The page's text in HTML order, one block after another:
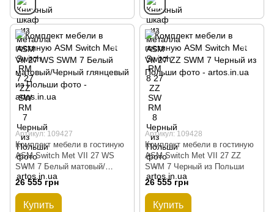
Артикул: 109427
Комплект мебели в гостиную
ASM Switch Met VII 27 WS
SWM 7 Белый матовый/
Черный глянцевый из Польши
26 555 грн
Купить
Артикул: 109428
Комплект мебели в гостиную
ASM Switch Met VII 27 ZZ
SWM 7 Черный из Польши
26 555 грн
Купить